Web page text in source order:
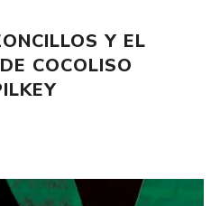
Y EL
COCOLISO